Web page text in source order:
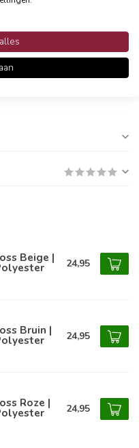
Beige | 24,95
Bruin | 24,95
Roze | 24,95